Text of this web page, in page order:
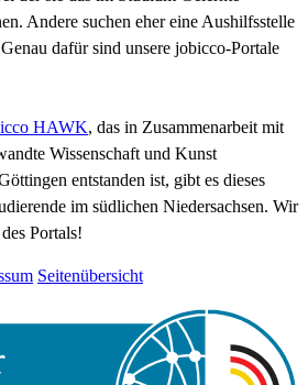
Andere suchen eher eine Aushilfsstelle
dafür sind unsere jobicco-Portale
HAWK, das in Zusammenarbeit mit
Wissenschaft und Kunst
entstanden ist, gibt es dieses
im südlichen Niedersachsen. Wir
Portals!
Seitenübersicht